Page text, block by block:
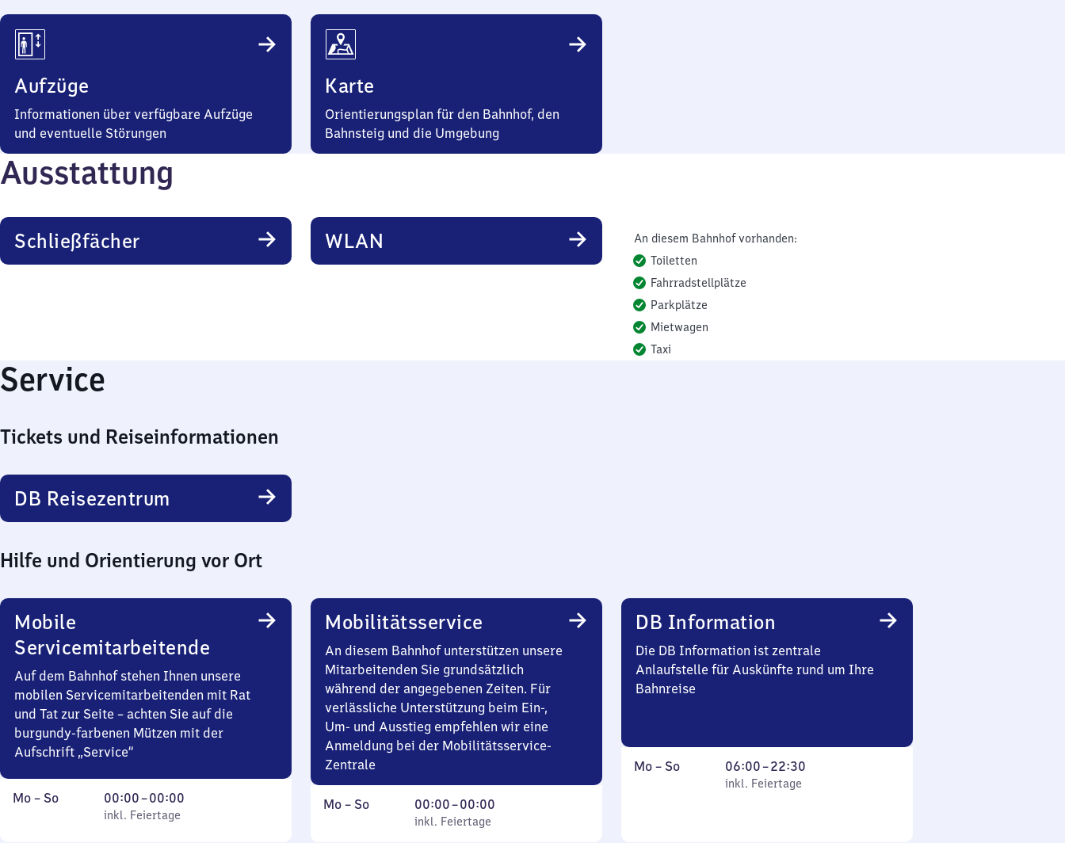
Aufzüge
Informationen über verfügbare Aufzüge
und eventuelle Störungen
Karte
Orientierungsplan für den Bahnhof, den
Bahnsteig und die Umgebung
Ausstattung
Schließfächer WLAN
An diesem Bahnhof vorhanden:
Toiletten
Fahrradstellplätze
Parkplätze
Mietwagen
Taxi
Service
Tickets und Reiseinformationen
DB Reisezentrum
Hilfe und Orientierung vor Ort
Mobile
Servicemitarbeitende
Auf dem Bahnhof stehen Ihnen unsere
mobilen Servicemitarbeitenden mit Rat
und Tat zur Seite – achten Sie auf die
burgundy-farbenen Mützen mit der
Aufschrift „Service“
Montag
Mo – So,
inkl. Feiertage
00:00–00:00
Von
0
inkl. Feiertage
Mobilitätsservice
An diesem Bahnhof unterstützen unsere
Mitarbeitenden Sie grundsätzlich
während der angegebenen Zeiten. Für
verlässliche Unterstützung beim Ein-,
Um- und Ausstieg empfehlen wir eine
Anmeldung bei der Mobilitätsservice-
Zentrale
Montag
Mo – So,
inkl. Feiertage
00:00–00:00
Von
0
inkl. Feiertage
DB Information
Die DB Information ist zentrale
Anlaufstelle für Auskünfte rund um Ihre
Bahnreise
Montag
Mo – So,
inkl. Feiertage
06:00–22:30
Von
6
inkl. Feiertage